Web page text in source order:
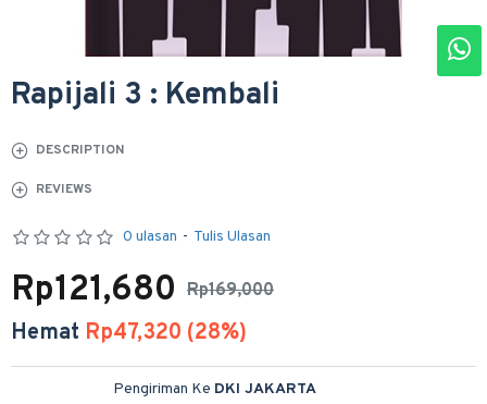
Rapijali 3 : Kembali
DESCRIPTION
REVIEWS
0 ulasan - Tulis Ulasan
Rp169,000
Rp121,680
Hemat Rp47,320 (28%)
Pengiriman Ke DKI JAKARTA